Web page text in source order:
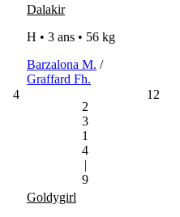
4
Dalakir
H • 3 ans • 56 kg
Barzalona M. /
Graffard Fh.
2
3
1
4
|
9
12
Goldygirl